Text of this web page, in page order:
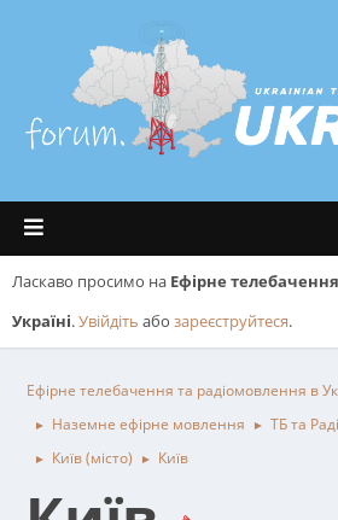
Ласкаво просимо на Ефірне
Україні.Увійдіть або зареєструйтеся.
Ефірне телебачення та радіомовлення в
► Наземне ефірне мовлення ► ТБ та
► Київ (місто) ► Київ